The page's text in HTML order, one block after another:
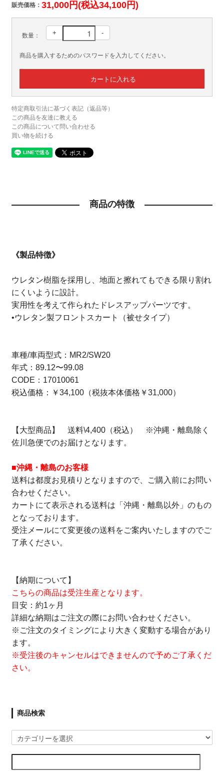
販売価格： 31,000円(税込34,100円)
数量： + -
商品を購入するためのパスワードを入力してください。
特定商取引法に基づく表記（返品等）
この商品を友達に教える
この商品について問い合わせる
買い物を続ける
商品の特徴
《製品特徴》
ウレタン樹脂を採用し、地面と擦れてもできる限り割れ
にくいように設計。
実用性を考えて作られたドレスアップパーツです。
•ウレタン製フロントスカート（被せタイプ）
車種/車両型式：MR2/SW20
年式：89.12〜99.08
CODE：17010061
税込価格：￥34,100（税抜本体価格￥31,000）
【大型商品】 送料\4,400（税込） ※沖縄・離島除く
佐川急便でのお届けとなります。
■沖縄・離島のお客様
送料は都度お見積りとなりますので、ご購入前にお問い
合わせください。
カートにて表示される送料は「沖縄・離島以外」のもの
となっております。
受注メールにて変更後の送料をご案内いたしますのでご
了承ください。
【納期について】
こちらの商品は受注生産となります。
目安：約1ヶ月
詳細な納期はご注文の際にお問い合わせください。
※ご注文のタイミングにより大きく変動する場合があり
ます。
※受注後のキャンセルはできませんので予めご了承くだ
さい。
商品検索